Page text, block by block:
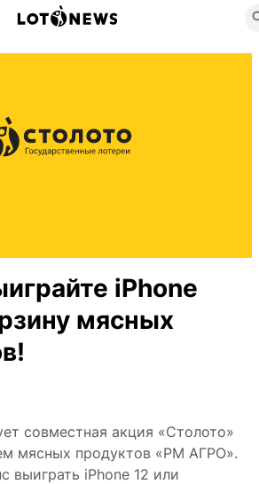
iPhone
мясных
совместная акция «Столото»
мясных продуктов «РМ АГРО».
выиграть iPhone 12 или